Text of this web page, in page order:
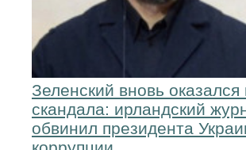
Зеленский вновь оказался
скандала: ирландский
обвинил президента